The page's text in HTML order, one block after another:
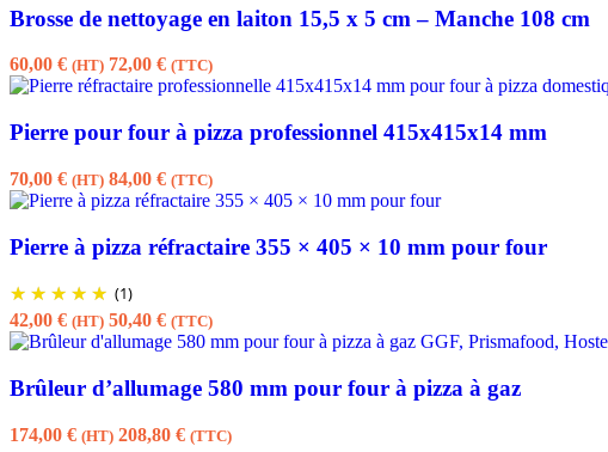
Brosse de nettoyage en laiton 15,5 x 5 cm – Manche 108 cm
60,00 € (HT) 72,00 € (TTC)
Pierre pour four à pizza professionnel 415x415x14 mm
70,00 € (HT) 84,00 € (TTC)
Pierre à pizza réfractaire 355 × 405 × 10 mm pour four
(1)
42,00 € (HT) 50,40 € (TTC)
Brûleur d’allumage 580 mm pour four à pizza à gaz
174,00 € (HT) 208,80 € (TTC)